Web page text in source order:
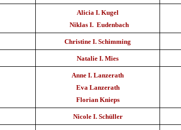
Alicia I. Kugel
Niklas I. Eudenbach
Christine I. Schimming
Natalie I. Mies
Anne I. Lanzerath
Eva Lanzerath
Florian Knieps
Nicole I. Schüller